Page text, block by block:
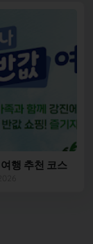
행 추천 코스